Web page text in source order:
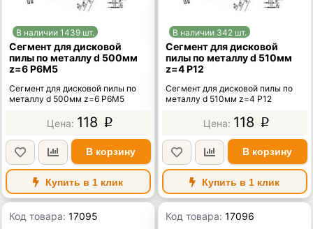
В наличии 1439 шт.
Сегмент для дисковой
пилы по металлу d 500мм
z=6 Р6М5
Сегмент для дисковой пилы по
металлу d 500мм z=6 Р6М5
118 p
В корзину
Купить в 1 клик
В наличии 342 шт.
Сегмент для дисковой
пилы по металлу d 510мм
z=4 Р12
Сегмент для дисковой пилы по
металлу d 510мм z=4 Р12
118 p
В корзину
Купить в 1 клик
Код товара:17095 Код товара:17096